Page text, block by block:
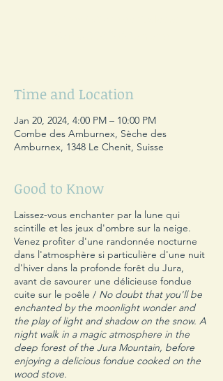
Time and Location
Jan 20, 2024, 4:00 PM – 10:00 PM
Combe des Amburnex, Sèche des
Amburnex, 1348 Le Chenit, Suisse
Good to Know
Laissez-vous enchanter par la lune qui
scintille et les jeux d'ombre sur la neige.
Venez profiter d'une randonnée nocturne
dans l'atmosphère si particulière d'une nuit
d'hiver dans la profonde forêt du Jura,
avant de savourer une délicieuse fondue
cuite sur le poêle / No doubt that you'll be
enchanted by the moonlight wonder and
the play of light and shadow on the snow. A
night walk in a magic atmosphere in the
deep forest of the Jura Mountain, before
enjoying a delicious fondue cooked on the
wood stove.